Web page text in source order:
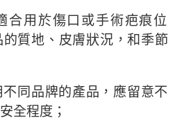
合用於傷口或手術疤痕位
質地、皮膚狀況，和季節
同品牌的產品，應留意不
全程度；